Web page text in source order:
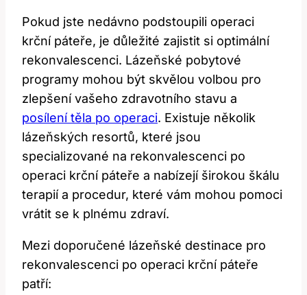
Pokud jste nedávno podstoupili operaci
krční páteře, je důležité zajistit si optimální
rekonvalescenci. Lázeňské pobytové
programy mohou být skvělou volbou pro
zlepšení vašeho zdravotního stavu a
posílení těla po operaci. Existuje několik
lázeňských resortů, které jsou
specializované na rekonvalescenci po
operaci krční páteře a nabízejí širokou škálu
terapií a procedur, které vám mohou pomoci
vrátit se k plnému zdraví.
Mezi doporučené lázeňské destinace pro
rekonvalescenci po operaci krční páteře
patří: